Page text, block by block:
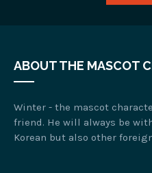
ABOUT THE MASCOT
Winter - the mascot
friend. He will always be
Korean but also other